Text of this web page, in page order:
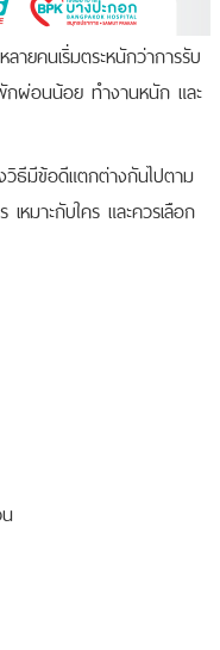
ายคนเริ่มตระหนักว่าการรับ
พักผ่อนน้อย ทำงานหนัก และ
วิธีมีข้อดีแตกต่างกันไปตาม
มาะกับใคร และควรเลือก